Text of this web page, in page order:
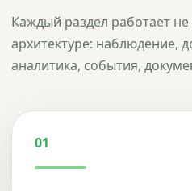
Каждый раздел работает
архитектуре: наблюдение,
аналитика, события,
01